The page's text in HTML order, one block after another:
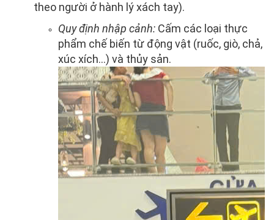
theo người ở hành lý xách tay).
Quy định nhập cảnh: Cấm các loại thực
phẩm chế biến từ động vật (ruốc, giò, chả,
xúc xích...) và thủy sản.